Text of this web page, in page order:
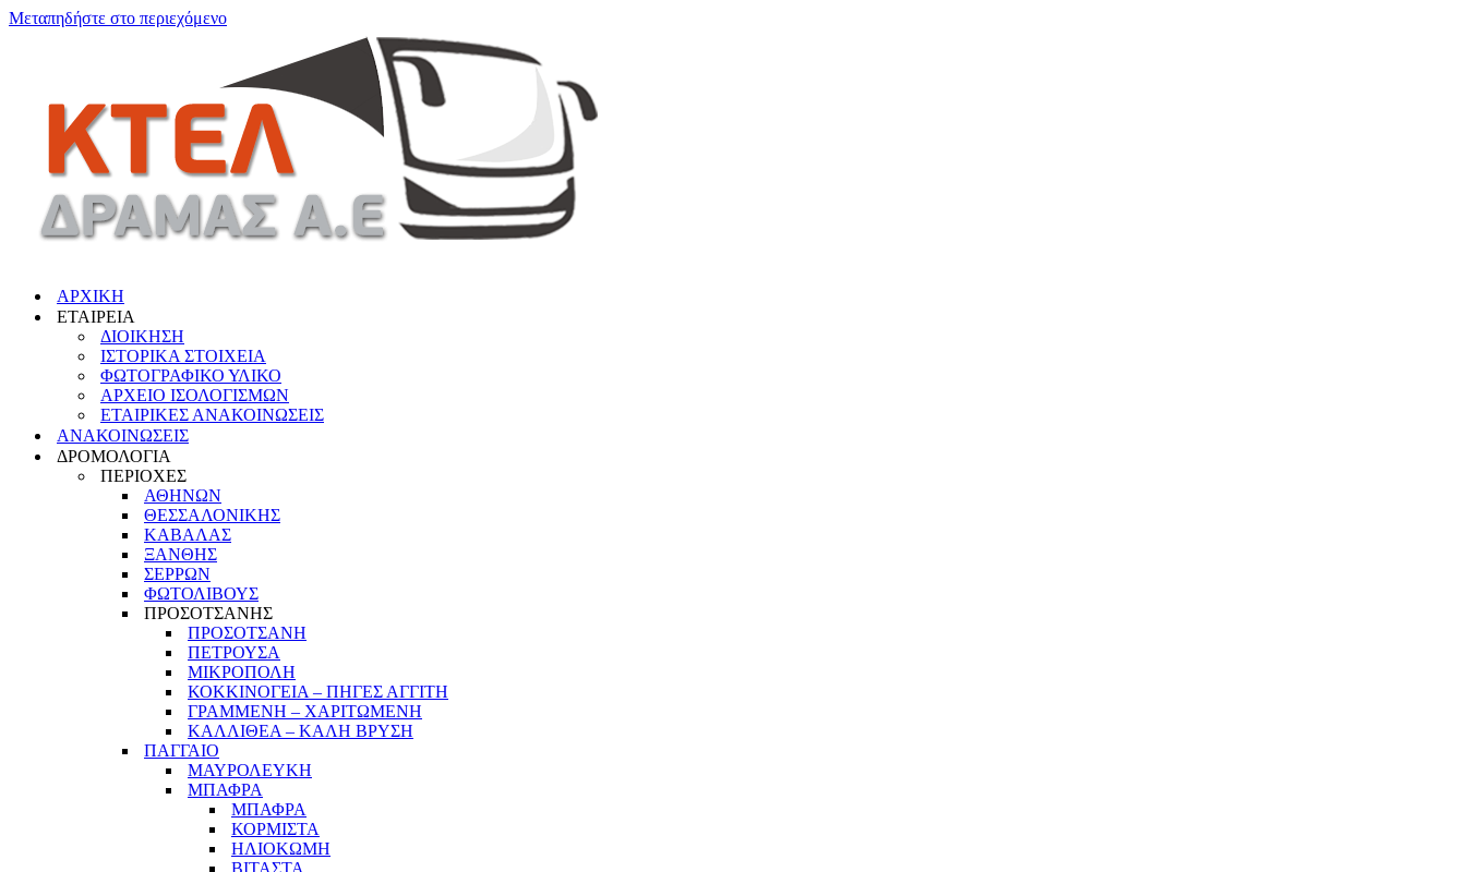
Μεταπηδήστε στο περιεχόμενο
ΑΡΧΙΚΗ
ΕΤΑΙΡΕΙΑ
ΔΙΟΙΚΗΣΗ
ΙΣΤΟΡΙΚΑ ΣΤΟΙΧΕΙΑ
ΦΩΤΟΓΡΑΦΙΚΟ ΥΛΙΚΟ
ΑΡΧΕΙΟ ΙΣΟΛΟΓΙΣΜΩΝ
ΕΤΑΙΡΙΚΕΣ ΑΝΑΚΟΙΝΩΣΕΙΣ
ΑΝΑΚΟΙΝΩΣΕΙΣ
ΔΡΟΜΟΛΟΓΙΑ
ΠΕΡΙΟΧΕΣ
ΑΘΗΝΩΝ
ΘΕΣΣΑΛΟΝΙΚΗΣ
ΚΑΒΑΛΑΣ
ΞΑΝΘΗΣ
ΣΕΡΡΩΝ
ΦΩΤΟΛΙΒΟΥΣ
ΠΡΟΣΟΤΣΑΝΗΣ
ΠΡΟΣΟΤΣΑΝΗ
ΠΕΤΡΟΥΣΑ
ΜΙΚΡΟΠΟΛΗ
ΚΟΚΚΙΝΟΓΕΙΑ – ΠΗΓΕΣ ΑΓΓΙΤΗ
ΓΡΑΜΜΕΝΗ – ΧΑΡΙΤΩΜΕΝΗ
ΚΑΛΛΙΘΕΑ – ΚΑΛΗ ΒΡΥΣΗ
ΠΑΓΓΑΙΟ
ΜΑΥΡΟΛΕΥΚΗ
ΜΠΑΦΡΑ
ΜΠΑΦΡΑ
ΚΟΡΜΙΣΤΑ
ΗΛΙΟΚΩΜΗ
ΒΙΤΑΣΤΑ